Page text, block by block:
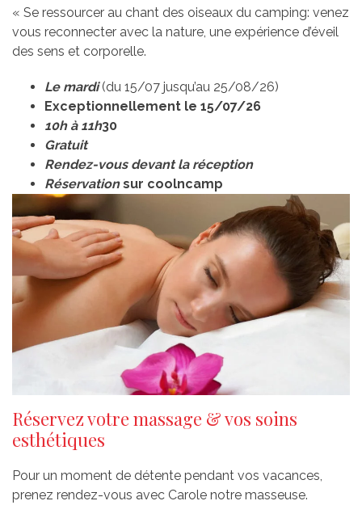
« Se ressourcer au chant des oiseaux du camping: venez
vous reconnecter avec la nature, une expérience d’éveil
des sens et corporelle.
Le mardi(du 15/07 jusqu’au 25/08/26)
Exceptionnellement le 15/07/26
10h à 11h30
Gratuit
Rendez-vous devant la réception
Réservation sur coolncamp
Réservez votre massage & vos soins
esthétiques
Pour un moment de détente pendant vos vacances,
prenez rendez-vous avec Carole notre masseuse.